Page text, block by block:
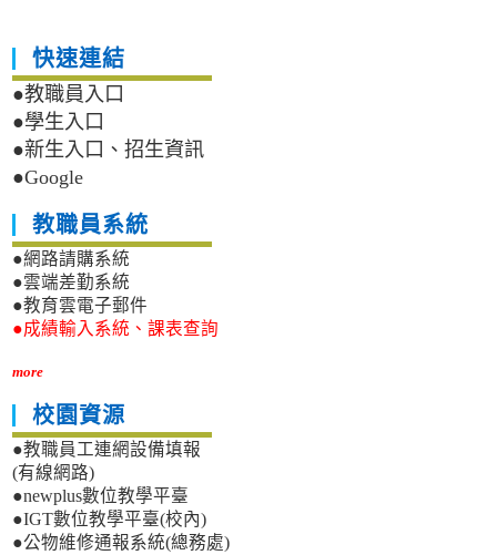
快速連結
●教職員入口
●學生入口
●新生入口、招生資訊
●Google
教職員系統
●網路請購系統
●雲端差勤系統
●教育雲電子郵件
●成績輸入系統、課表查詢
more
校園資源
●教職員工連網設備填報
(有線網路)
●newplus數位教學平臺
●IGT數位教學平臺(校內)
●公物維修通報系統(總務處)